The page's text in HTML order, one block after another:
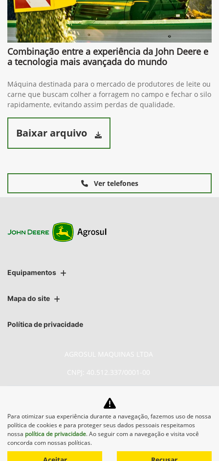
Combinação entre a experiência da John Deere e
a tecnologia mais avançada do mundo
Máquina destinada para o mercado de produtores de leite ou
carne que buscam colher a forragem no campo e fechar o silo
rapidamente, evitando assim perdas de qualidade.
Baixar arquivo
Ver telefones
Equipamentos
Mapa do site
Política de privacidade
AGROSUL MAQUINAS LTDA
CNPJ: 40.512.337/0001-00
No trânsito, enxergar o outro
salva vidas.
Para otimizar sua experiência durante a navegação, fazemos uso de nossa
política de cookies e para proteger seus dados pessoais respeitamos
nossa política de privacidade. Ao seguir com a navegação e visita você
concorda com nossas políticas.